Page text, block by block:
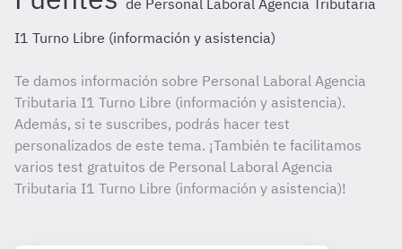
de Personal Laboral Agencia Tributaria
I1 Turno Libre (información y asistencia)
Te damos información sobre Personal Laboral Agencia
Tributaria I1 Turno Libre (información y asistencia).
Además, si te suscribes, podrás hacer test
personalizados de este tema. ¡También te facilitamos
varios test gratuitos de Personal Laboral Agencia
Tributaria I1 Turno Libre (información y asistencia)!